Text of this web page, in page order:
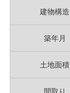
建物構造
築年月
土地面積
間取り